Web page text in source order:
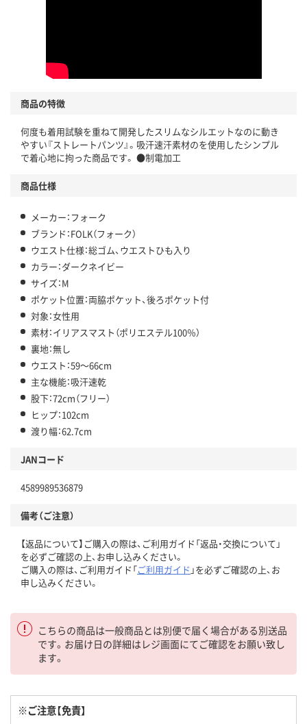
商品の特徴
何度も着用試験を重ねて開発したスリムなシルエットなのに動き
やすい『ストレートパンツ』。吸汗速汗素材のを使用したシンプル
で着心地に拘った商品です。 ●制電加工
商品仕様
メーカー：フォーク
ブランド：FOLK（フォーク）
ウエスト仕様：総ゴム、ウエストひも入り
カラー：ダークネイビー
サイズ：M
ポケット位置：両脇ポケット、後ろポケット付
対象：女性用
素材：イリアスマスト（ポリエステル100％）
裏地：無し
ウエスト：59～66cm
主な機能：吸汗速乾
股下：72cm（フリー）
ヒップ：102cm
渡り幅：62.7cm
JANコード
4589989536879
備考（ご注意）
【返品について】ご購入の際は、ご利用ガイド「返品・交換について」
を必ずご確認の上、お申し込みください。
ご購入の際は、ご利用ガイド「ご利用ガイド 」を必ずご確認の上、お
申し込みください。
こちらの商品は一般商品とは別便で届く場合がある別送品
です。お届け日の詳細はレジ画面にてご確認をお願い致し
ます。
※ご注意【免責】